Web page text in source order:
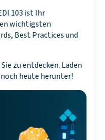
103 ist Ihr
wichtigsten
Best Practices und
zu entdecken. Laden
heute herunter!